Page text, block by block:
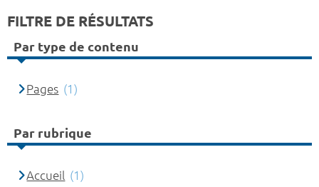
FILTRE DE RÉSULTATS
Par type de contenu
Pages (1)
Par rubrique
Accueil (1)